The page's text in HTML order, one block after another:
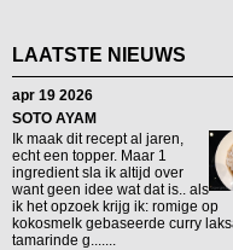
LAATSTE NIEUWS
apr 19 2026
SOTO AYAM
Ik maak dit recept al jaren,
echt een topper. Maar 1
ingredient sla ik altijd over
want geen idee wat dat is.. als
ik het opzoek krijg ik: romige op
kokosmelk gebaseerde curry
tamarinde g.......